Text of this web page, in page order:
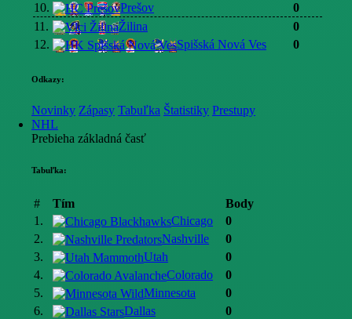
10.
Prešov
0
11.
Žilina
0
12.
Spišská Nová Ves 0
Odkazy:
Novinky Zápasy Tabuľka Štatistiky Prestupy
NHL
Prebieha základná časť
Tabuľka:
# Tím
Body
1.
Chicago
0
2.
Nashville
0
3.
Utah
0
4.
Colorado
0
5.
Minnesota
0
6.
Dallas
0